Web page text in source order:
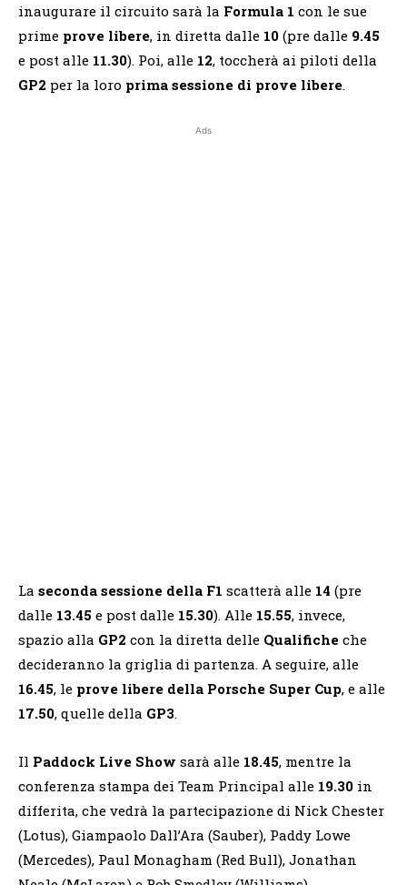
inaugurare il circuito sarà la Formula 1 con le sue
prime prove libere, in diretta dalle 10 (pre dalle 9.45
e post alle 11.30). Poi, alle 12, toccherà ai piloti della
GP2 per la loro prima sessione di prove libere.
Ads
La seconda sessione della F1 scatterà alle 14 (pre
dalle 13.45 e post dalle 15.30). Alle 15.55, invece,
spazio alla GP2 con la diretta delle Qualifiche che
decideranno la griglia di partenza. A seguire, alle
16.45, le prove libere della Porsche Super Cup, e alle
17.50, quelle della GP3.
Il Paddock Live Show sarà alle 18.45, mentre la
conferenza stampa dei Team Principal alle 19.30 in
differita, che vedrà la partecipazione di Nick Chester
(Lotus), Giampaolo Dall’Ara (Sauber), Paddy Lowe
(Mercedes), Paul Monagham (Red Bull), Jonathan